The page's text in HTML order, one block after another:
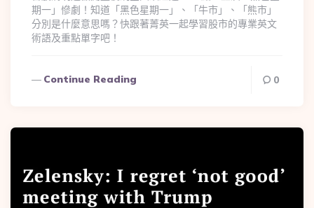
期一」慘劇！知道「黑色星期一」、「牛市」、「熊市」
分別是什麼意思嗎？快跟著菁英一起學習股市的專業英文
術語及重點單字吧！
Continue Reading 0